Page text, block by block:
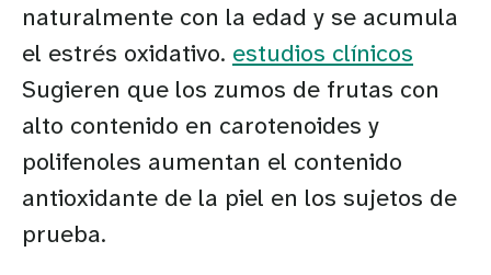
naturalmente con la edad y se acumula
el estrés oxidativo. estudios clínicos
Sugieren que los zumos de frutas con
alto contenido en carotenoides y
polifenoles aumentan el contenido
antioxidante de la piel en los sujetos de
prueba.